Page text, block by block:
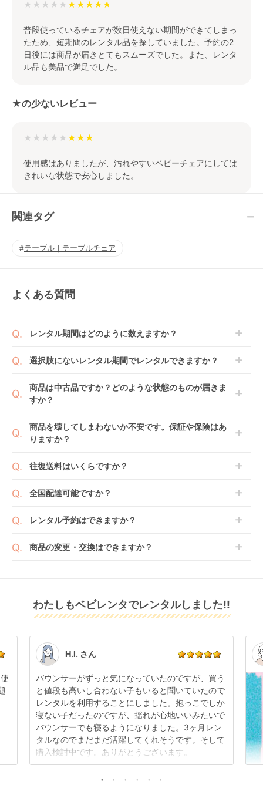
★★★★★
普段使っているチェアが数日使えない期間ができてしまっ
たため、短期間のレンタル品を探していました。予約の2
日後には商品が届きとてもスムーズでした。また、レンタ
ル品も美品で満足でした。
★の少ないレビュー
★★★★★
使用感はありましたが、汚れやすいベビーチェアにしては
きれいな状態で安心しました。
関連タグ
テーブル｜テーブルチェア
よくある質問
レンタル期間はどのように数えますか？
開始日1日目となります。
日までに配送業者（佐川急便）に商品の引渡しとなり
ます。
選択肢にないレンタル期間でレンタルできますか？
間の利用が可能です。
例えば4ヶ月の場合、3ヶ月レンタル＋1ヶ月延長とし
の上で、早期にご返却ください。
商品は中古品ですか？どのような状態のものが届きま
すか？
のもございます。
新品商品はメーカーから仕入れた状態のものをお送り
走行テストを行う場合がございます。
となる場合がございます。その際、メーカーの都合に
場合や、在庫切れによりご注文をキャンセルさせてい
い。
※万が一キャンセルとなった場合には、代金は全額ご
てお届けしております。そのため、小さなキズや使用
感はございますが、故障や大きなキズ、シミなどのリ
す。
点検清掃については
もご確認ください。
商品を壊してしまわないか不安です。保証や保険はあ
りますか？
おります。
ョンをご購入ください。
詳しくはこちらをご確認ください。
往復送料はいくらですか？
へ入れ、カートページから住所を入力すると送料が確
全国配達可能ですか？
※空港への配達はご対応できかねますのであらかじめ
レンタル予約はできますか？
可能ですので、商品のご注文時にご希望のお日にちに
商品の変更・交換はできますか？
また、レンタル期間の変更も商品発送前であれば変更
可能です。
い。
わたしもベビレンタでレンタルしました!!
H.I. さん
バウンサーがずっと気になっていたのですが、買う
と値段も高いし合わない子もいると聞いていたので
レンタルを利用することにしました。抱っこでしか
寝ない子だったのですが、揺れが心地いいみたいで
バウンサーでも寝るようになりました。3ヶ月レン
タルなのでまだまだ活躍してくれそうです。そして
購入検討中です。ありがとうございます。